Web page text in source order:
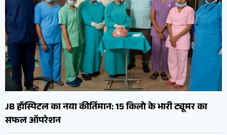
JB हॉस्पिटल का नया कीर्तिमान: 15 किलो के भारी ट्यूमर का
सफल ऑपरेशन